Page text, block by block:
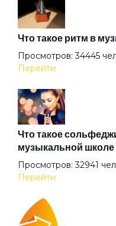
Волчье лето
Ворона
Время
Встретились на
Выживший
Что такое ритм в
Просмотров: 34445
Перейти
Что такое
музыкальной школе
Просмотров: 32941
Перейти